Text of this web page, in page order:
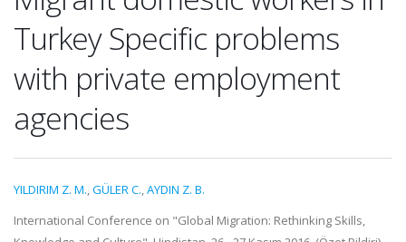
Turkey Specific problems
with private employment
agencies
YILDIRIM Z. M.,GÜLER C.,AYDIN Z. B.
International Conference on "Global Migration: Rethinking Skills,